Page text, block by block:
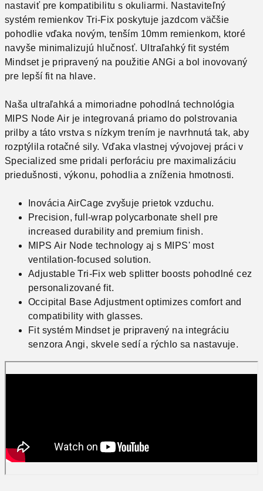
nastaviť pre kompatibilitu s okuliarmi. Nastaviteľný
systém remienkov Tri-Fix poskytuje jazdcom väčšie
pohodlie vďaka novým, tenším 10mm remienkom, ktoré
navyše minimalizujú hlučnosť. Ultraľahký fit systém
Mindset je pripravený na použitie ANGi a bol inovovaný
pre lepší fit na hlave.
Naša ultraľahká a mimoriadne pohodlná technológia
MIPS Node Air je integrovaná priamo do polstrovania
prilby a táto vrstva s nízkym trením je navrhnutá tak, aby
rozptýlila rotačné sily. Vďaka vlastnej vývojovej práci v
Specialized sme pridali perforáciu pre maximalizáciu
priedušnosti, výkonu, pohodlia a zníženia hmotnosti.
Inovácia AirCage zvyšuje prietok vzduchu.
Precision, full-wrap polycarbonate shell pre
increased durability and premium finish.
MIPS Air Node technology aj s MIPS' most
ventilation-focused solution.
Adjustable Tri-Fix web splitter boosts pohodlné cez
personalizované fit.
Occipital Base Adjustment optimizes comfort and
compatibility with glasses.
Fit systém Mindset je pripravený na integráciu
senzora Angi, skvele sedí a rýchlo sa nastavuje.